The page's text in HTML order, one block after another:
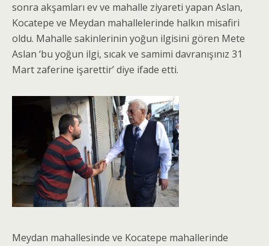
sonra akşamları ev ve mahalle ziyareti yapan Aslan,
Kocatepe ve Meydan mahallelerinde halkın misafiri
oldu. Mahalle sakinlerinin yoğun ilgisini gören Mete
Aslan ‘bu yoğun ilgi, sıcak ve samimi davranışınız 31
Mart zaferine işarettir’ diye ifade etti.
Meydan mahallesinde ve Kocatepe mahallerinde